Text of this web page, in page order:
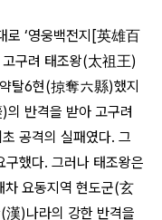
로 ‘영웅백전지[英雄百
구려 태조왕(太祖王)
탈6현(掠奪六縣)했지
반격을 받아 고구려
공격의 실패였다. 그
했다. 그러나 태조왕은
차 요동지역 현도군(玄
)나라의 강한 반격을